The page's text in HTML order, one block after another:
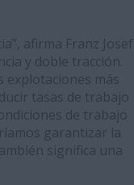
afirma Franz Josef
y doble tracción.
explotaciones más
tasas de trabajo
de trabajo
garantizar la
significa una